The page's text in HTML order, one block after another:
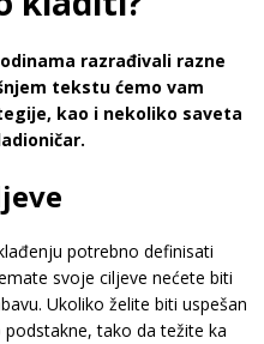
razrađivali razne
tekstu ćemo vam
kao i nekoliko saveta
potrebno definisati
svoje ciljeve nećete biti
Ukoliko želite biti uspešan
tako da težite ka